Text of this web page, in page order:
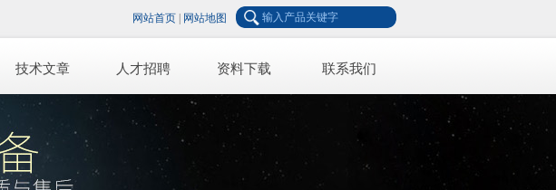
网站首页 网站地图
技术文章 人才招聘 资料下载 联系我们